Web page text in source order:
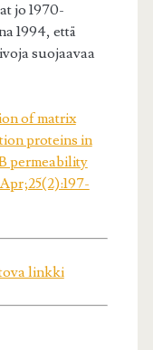
jo 1970-
1994, että
suojaavaa
of matrix
proteins in
permeability
linkki